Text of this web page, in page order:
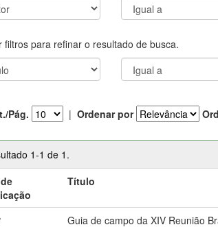
filtros para refinar o resultado de busca.
Pág. | Ordenar por
1-1 de 1.
Título
Guia de campo da XIV Reunião